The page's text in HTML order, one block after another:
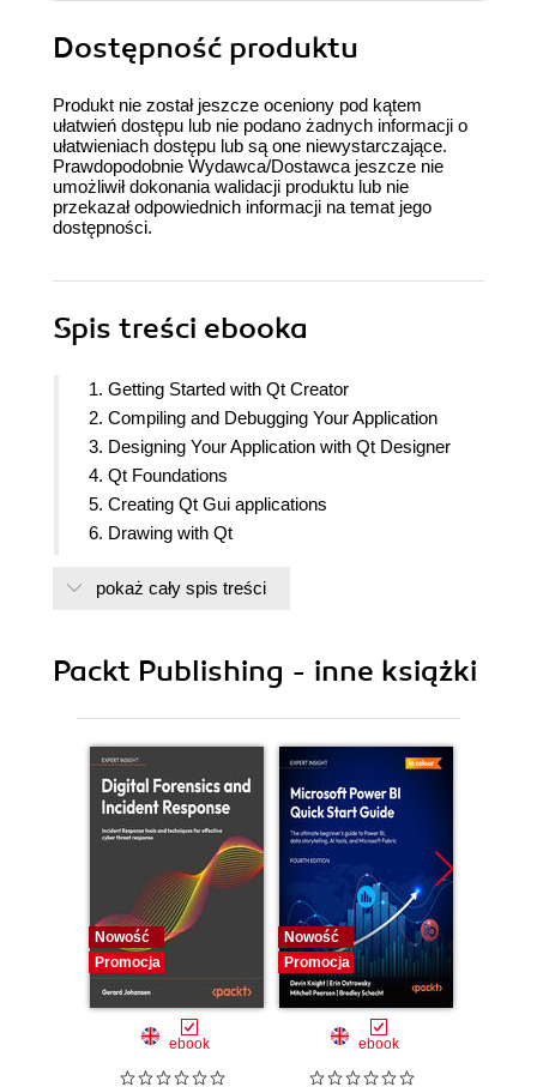
Dostępność produktu
Produkt nie został jeszcze oceniony pod kątem
ułatwień dostępu lub nie podano żadnych informacji o
ułatwieniach dostępu lub są one niewystarczające.
Prawdopodobnie Wydawca/Dostawca jeszcze nie
umożliwił dokonania walidacji produktu lub nie
przekazał odpowiednich informacji na temat jego
dostępności.
Spis treści ebooka
1. Getting Started with Qt Creator
2. Compiling and Debugging Your Application
3. Designing Your Application with Qt Designer
4. Qt Foundations
5. Creating Qt Gui applications
6. Drawing with Qt
8. Multimedia recording & playback in QML
11. Profiling Your Application
pokaż cały spis treści
Packt Publishing - inne książki
Nowość
Promocja
ebook
Nowość
Promocja
ebook